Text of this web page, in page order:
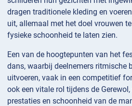
dragen traditionele kleding en
uit, allemaal met het doel vrouwen
fysieke schoonheid te laten zien.
Een van de hoogtepunten van het
dans, waarbij deelnemers ritmische
uitvoeren, vaak in een competitief
ook een vitale rol tijdens de
prestaties en schoonheid van de